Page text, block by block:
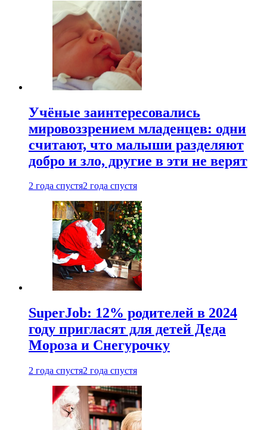
Учёные заинтересовались
мировоззрением младенцев: одни
считают, что малыши разделяют
добро и зло, другие в эти не верят
2 года спустя2 года спустя
SuperJob: 12% родителей в 2024
году пригласят для детей Деда
Мороза и Снегурочку
2 года спустя2 года спустя